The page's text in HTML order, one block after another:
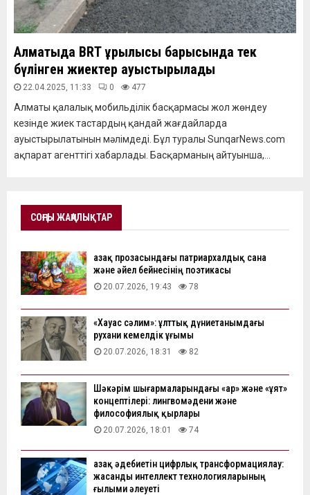
Алматыда BRT құрылысы барысында тек
бүлінген жиектер ауыстырылады
22.04.2025, 11:33 0 477
Алматы қалалық мобильділік басқармасы жол жөндеу
кезінде жиек тастардың қандай жағдайларда
ауыстырылатынын мәлімдеді. Бұл туралы SunqarNews.com
ақпарат агенттігі хабарлады. Басқарманың айтуынша,...
СОҢҒЫ ЖАҢАЛЫҚТАР
Қазақ прозасындағы патриархалдық сана
және әйел бейнесінің поэтикасы
20.07.2026, 19:43 78
«Хауас сәлим»: ұлттық дүниетанымдағы
рухани кемелдік ұғымы
20.07.2026, 18:31 82
Шәкәрім шығармаларындағы «ар» және «ұят»
концептілері: лингвомәдени және
философиялық қырлары
20.07.2026, 18:01 74
Қазақ әдебиетін цифрлық трансформациялау:
жасанды интеллект технологияларының
ғылыми әлеуеті